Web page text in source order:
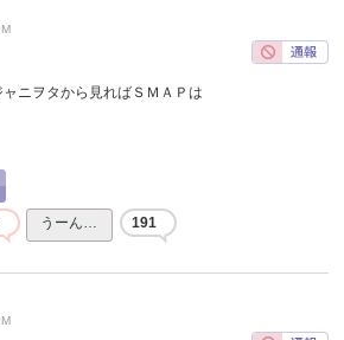
ニヲタから見ればＳＭＡＰは
うーん… 191